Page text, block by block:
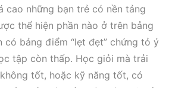
cao những bạn trẻ có nền tảng
thể hiện phần nào ở trên bảng
có bảng điểm “lẹt đẹt” chứng tỏ ý
tập còn thấp. Học giỏi mà trải
tốt, hoặc kỹ năng tốt, có